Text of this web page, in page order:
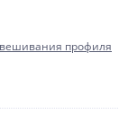
профиля